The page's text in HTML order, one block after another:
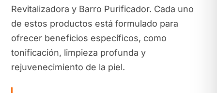
Revitalizadora y Barro Purificador. Cada uno
de estos productos está formulado para
ofrecer beneficios específicos, como
tonificación, limpieza profunda y
rejuvenecimiento de la piel.